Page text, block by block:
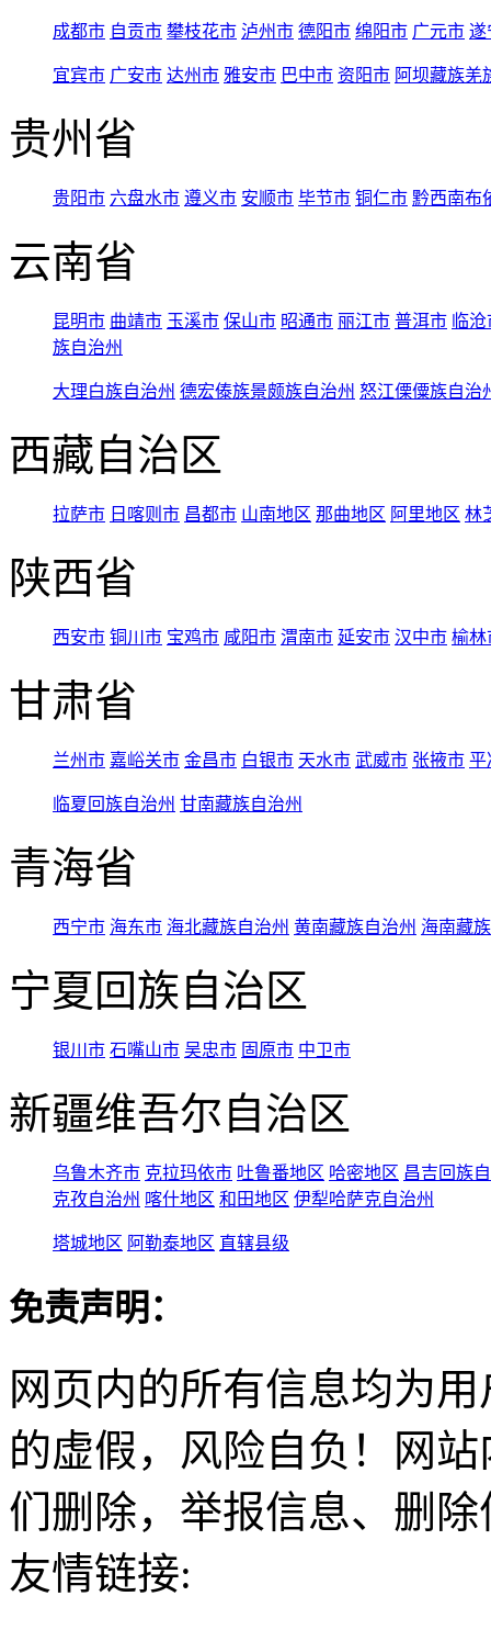
成都市 自贡市 攀枝花市 泸州市 德阳市 绵阳市 广元市 遂
宜宾市 广安市 达州市 雅安市 巴中市 资阳市 阿坝藏族羌
贵州省
贵阳市 六盘水市 遵义市 安顺市 毕节市 铜仁市 黔西南布
云南省
昆明市 曲靖市 玉溪市 保山市 昭通市 丽江市 普洱市 临
族自治州
大理白族自治州 德宏傣族景颇族自治州 怒江傈僳族自治
西藏自治区
拉萨市 日喀则市 昌都市 山南地区 那曲地区 阿里地区 林
陕西省
西安市 铜川市 宝鸡市 咸阳市 渭南市 延安市 汉中市 榆林
甘肃省
兰州市 嘉峪关市 金昌市 白银市 天水市 武威市 张掖市 平
临夏回族自治州 甘南藏族自治州
青海省
西宁市 海东市 海北藏族自治州 黄南藏族自治州 海南藏
宁夏回族自治区
银川市 石嘴山市 吴忠市 固原市 中卫市
新疆维吾尔自治区
乌鲁木齐市 克拉玛依市 吐鲁番地区 哈密地区 昌吉回族
克孜自治州 喀什地区 和田地区 伊犁哈萨克自治州
塔城地区 阿勒泰地区 直辖县级
免责声明：
网页内的所有信息均为
的虚假，风险自负！网
们删除，举报信息、删
友情链接: